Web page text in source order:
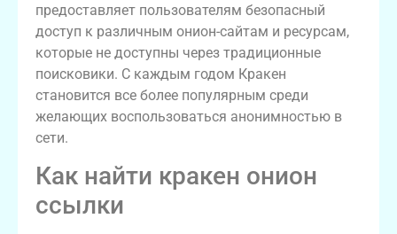
предоставляет пользователям безопасный
доступ к различным онион-сайтам и ресурсам,
которые не доступны через традиционные
поисковики. С каждым годом Кракен
становится все более популярным среди
желающих воспользоваться анонимностью в
сети.
Как найти кракен онион
ссылки